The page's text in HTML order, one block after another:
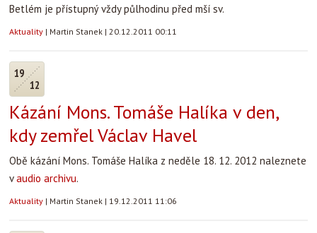
Betlém je přístupný vždy půlhodinu před mší sv.
Aktuality | Martin Stanek | 20.12.2011 00:11
19
12
Kázání Mons. Tomáše Halíka v den,
kdy zemřel Václav Havel
Obě kázání Mons. Tomáše Halíka z neděle 18. 12. 2012 naleznete
vaudio archivu.
Aktuality | Martin Stanek | 19.12.2011 11:06